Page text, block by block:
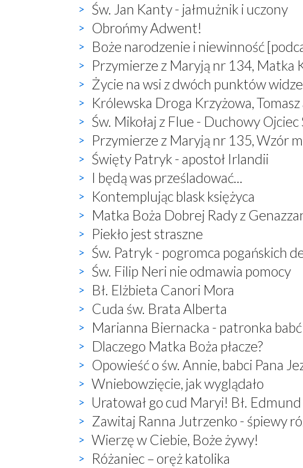
Św. Jan Kanty - jałmużnik i uczony
Obrońmy Adwent!
Boże narodzenie i niewinność
Przymierze z Maryją nr 134, Matka
Życie na wsi z dwóch punktów
Królewska Droga Krzyżowa, Tomasz
Św. Mikołaj z Flue - Duchowy Ojciec
Przymierze z Maryją nr 135, Wzór
Święty Patryk - apostoł Irlandii
I będą was prześladować...
Kontemplując blask księżyca
Matka Boża Dobrej Rady z
Piekło jest straszne
Św. Patryk - pogromca pogańskich
Św. Filip Neri nie odmawia pomocy
Bł. Elżbieta Canori Mora
Cuda św. Brata Alberta
Marianna Biernacka - patronka babć
Dlaczego Matka Boża płacze?
Opowieść o św. Annie, babci Pana
Wniebowzięcie, jak wyglądało
Uratował go cud Maryi! Bł.
Zawitaj Ranna Jutrzenko - śpiewy
Wierzę w Ciebie, Boże żywy!
Różaniec – oręż katolika